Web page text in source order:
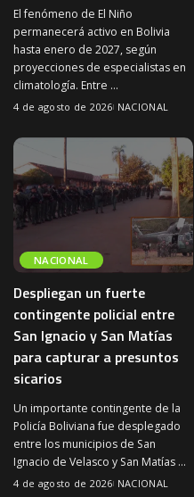
El fenómeno de El Niño
permanecerá activo en Bolivia
hasta enero de 2027, según
proyecciones de especialistas en
climatología. Entre ...
4 de agosto de 2026 NACIONAL
NACIONAL
Despliegan un fuerte
contingente policial entre
San Ignacio y San Matías
para capturar a presuntos
sicarios
Un importante contingente de la
Policía Boliviana fue desplegado
entre los municipios de San
Ignacio de Velasco y San Matías ...
4 de agosto de 2026 NACIONAL